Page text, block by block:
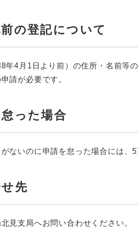
の登記について
年4月1日より前）の住所・名前等
請が必要です。
った場合
がないのに申請を怠った場合には、
先
見支局へお問い合わせください。